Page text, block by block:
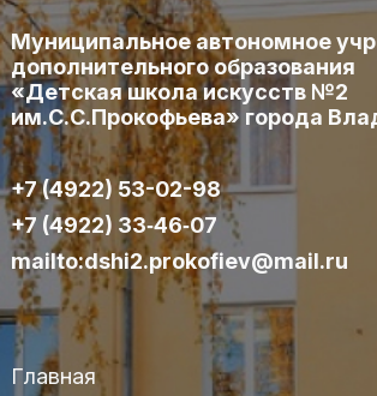
Муниципальное автономное
дополнительного образования
«Детская школа искусств №2
им.С.С.Прокофьева» города
+7 (4922) 53-02-98
+7 (4922) 33‑46‑07
mailto:dshi2.prokofiev@mail.ru
Главная